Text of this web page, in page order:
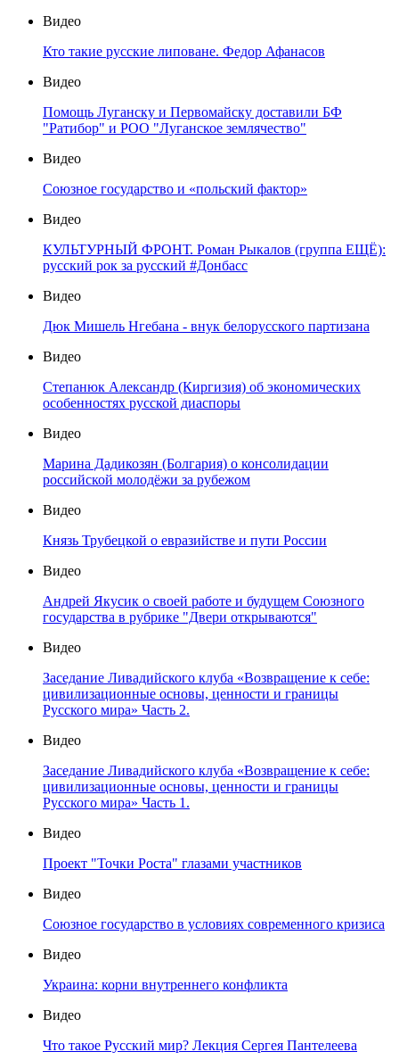
Видео
Кто такие русские липоване. Федор Афанасов
Видео
Помощь Луганску и Первомайску доставили БФ
"Ратибор" и РОО "Луганское землячество"
Видео
Союзное государство и «польский фактор»
Видео
КУЛЬТУРНЫЙ ФРОНТ. Роман Рыкалов (группа ЕЩЁ):
русский рок за русский #Донбасс
Видео
Дюк Мишель Нгебана - внук белорусского партизана
Видео
Степанюк Александр (Киргизия) об экономических
особенностях русской диаспоры
Видео
Марина Дадикозян (Болгария) о консолидации
российской молодёжи за рубежом
Видео
Князь Трубецкой о евразийстве и пути России
Видео
Андрей Якусик о своей работе и будущем Союзного
государства в рубрике "Двери открываются"
Видео
Заседание Ливадийского клуба «Возвращение к себе:
цивилизационные основы, ценности и границы
Русского мира» Часть 2.
Видео
Заседание Ливадийского клуба «Возвращение к себе:
цивилизационные основы, ценности и границы
Русского мира» Часть 1.
Видео
Проект "Точки Роста" глазами участников
Видео
Союзное государство в условиях современного кризиса
Видео
Украина: корни внутреннего конфликта
Видео
Что такое Русский мир? Лекция Сергея Пантелеева